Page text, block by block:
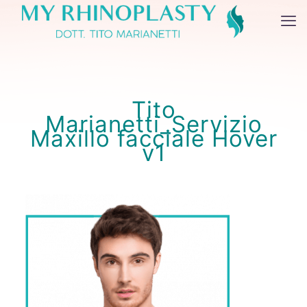
Tito
Marianetti_Servizio
Maxillo facciale Hover
v1